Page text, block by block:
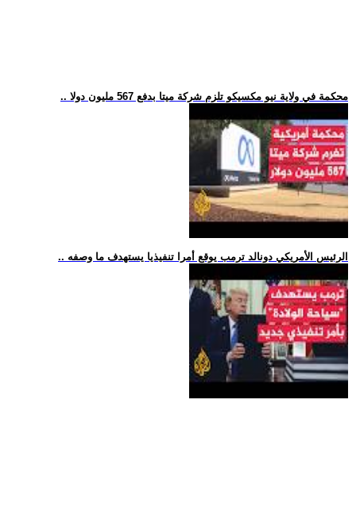
.. محكمة في ولاية نيو مكسيكو تلزم شركة ميتا بدفع 567 مليون دولا
.. الرئيس الأمريكي دونالد ترمب يوقع أمرا تنفيذيا يستهدف ما وصفه